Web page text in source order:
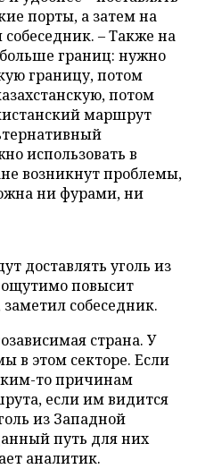
порты, а затем на
– Также на
границ: нужно
границу, потом
потом
маршрут
использовать в
возникнут проблемы,
ни фурами, ни
доставлять уголь из
ощутимо повысит
собеседник.
страна. У
в этом секторе. Если
то причинам
если им видится
из Западной
путь для них
аналитик.